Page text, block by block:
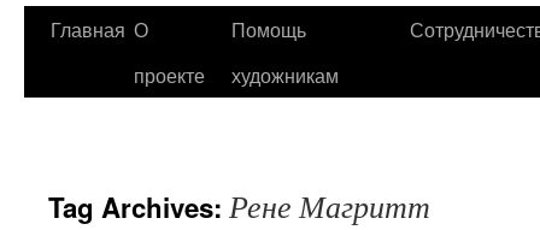
Главная О
проекте
Помощь
художникам
Tag Archives: Рене Магритт